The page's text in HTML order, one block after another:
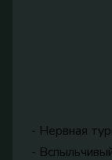
- Нервная
-